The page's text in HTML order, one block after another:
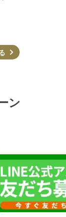
ン